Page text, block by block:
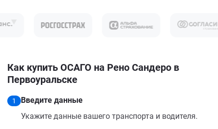
Как купить ОСАГО на Рено Сандеро в
Первоуральске
1
Введите данные
Укажите данные вашего транспорта и водителя.